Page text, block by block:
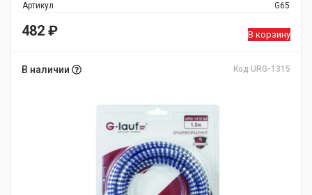
Артикул G65
482 ₽ В корзину
В наличии Код URG-1315